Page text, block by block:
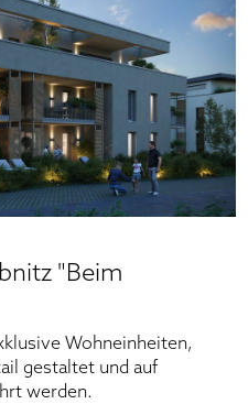
"Beim
Wohneinheiten,
gestaltet und auf
werden.